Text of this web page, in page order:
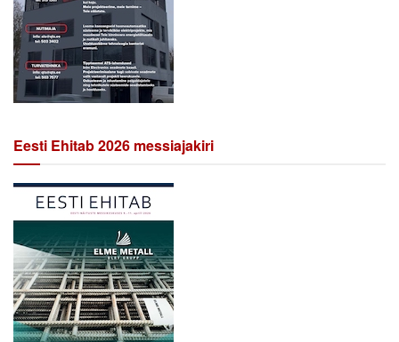
Eesti Ehitab 2026 messiajakiri